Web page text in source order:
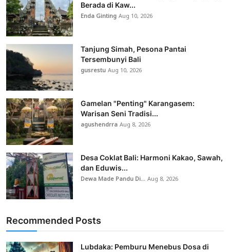
Berada di Kaw...
Enda GintingAug 10, 2026
Tanjung Simah, Pesona Pantai
Tersembunyi Bali
gusrestuAug 10, 2026
Gamelan "Penting" Karangasem:
Warisan Seni Tradisi...
agushendrraAug 8, 2026
Desa Coklat Bali: Harmoni Kakao, Sawah,
dan Eduwis...
Dewa Made Pandu Di...Aug 8, 2026
Recommended Posts
Lubdaka: Pemburu Menebus Dosa di